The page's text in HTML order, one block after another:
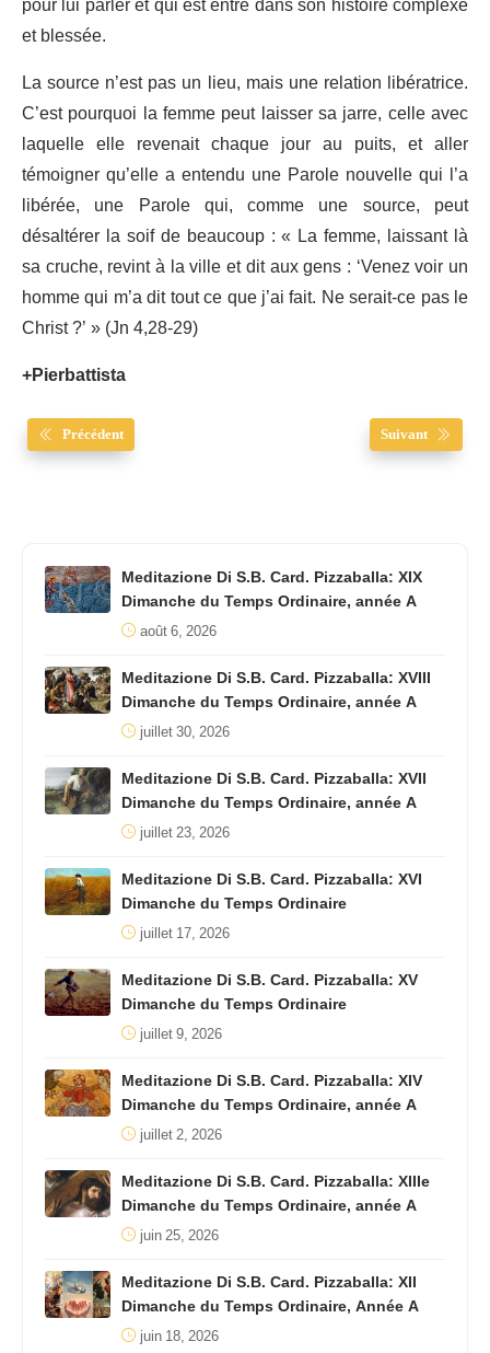
et blessée.
La source n’est pas un lieu, mais une relation libératrice.
C’est pourquoi la femme peut laisser sa jarre, celle avec
laquelle elle revenait chaque jour au puits, et aller
témoigner qu’elle a entendu une Parole nouvelle qui l’a
libérée, une Parole qui, comme une source, peut
désaltérer la soif de beaucoup : « La femme, laissant là
sa cruche, revint à la ville et dit aux gens : ‘Venez voir un
homme qui m’a dit tout ce que j’ai fait. Ne serait-ce pas le
Christ ?’ » (Jn 4,28-29)
+Pierbattista
Précédent Suivant
Meditazione Di S.B. Card. Pizzaballa: XIX
Dimanche du Temps Ordinaire, année A
août 6, 2026
Meditazione Di S.B. Card. Pizzaballa: XVIII
Dimanche du Temps Ordinaire, année A
juillet 30, 2026
Meditazione Di S.B. Card. Pizzaballa: XVII
Dimanche du Temps Ordinaire, année A
juillet 23, 2026
Meditazione Di S.B. Card. Pizzaballa: XVI
Dimanche du Temps Ordinaire
juillet 17, 2026
Meditazione Di S.B. Card. Pizzaballa: XV
Dimanche du Temps Ordinaire
juillet 9, 2026
Meditazione Di S.B. Card. Pizzaballa: XIV
Dimanche du Temps Ordinaire, année A
juillet 2, 2026
Meditazione Di S.B. Card. Pizzaballa: XIIIe
Dimanche du Temps Ordinaire, année A
juin 25, 2026
Meditazione Di S.B. Card. Pizzaballa: XII
Dimanche du Temps Ordinaire, Année A
juin 18, 2026